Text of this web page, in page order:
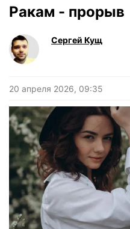
Ракам - прорыв
Сергей Кущ
20 апреля 2026, 09:35